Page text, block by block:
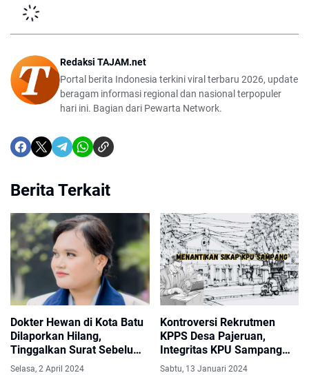
Redaksi TAJAM.net
Portal berita Indonesia terkini viral terbaru 2026, update
beragam informasi regional dan nasional terpopuler
hari ini. Bagian dari Pewarta Network.
Berita Terkait
Dokter Hewan di Kota Batu
Dilaporkan Hilang,
Tinggalkan Surat Sebelum
Pergi dari Rumah
Selasa, 2 April 2024
Kontroversi Rekrutmen
KPPS Desa Pajeruan,
Integritas KPU Sampang
Dipertanyakan!
Sabtu, 13 Januari 2024